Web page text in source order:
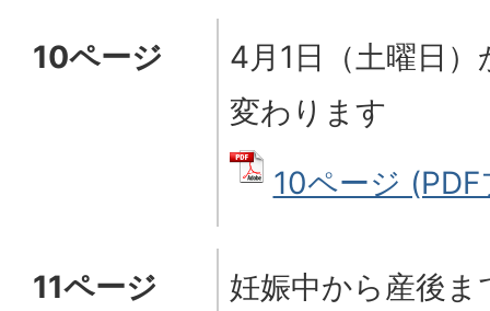
10ページ
4月1日（土曜日
変わります
10ページ
11ページ
妊娠中から産後